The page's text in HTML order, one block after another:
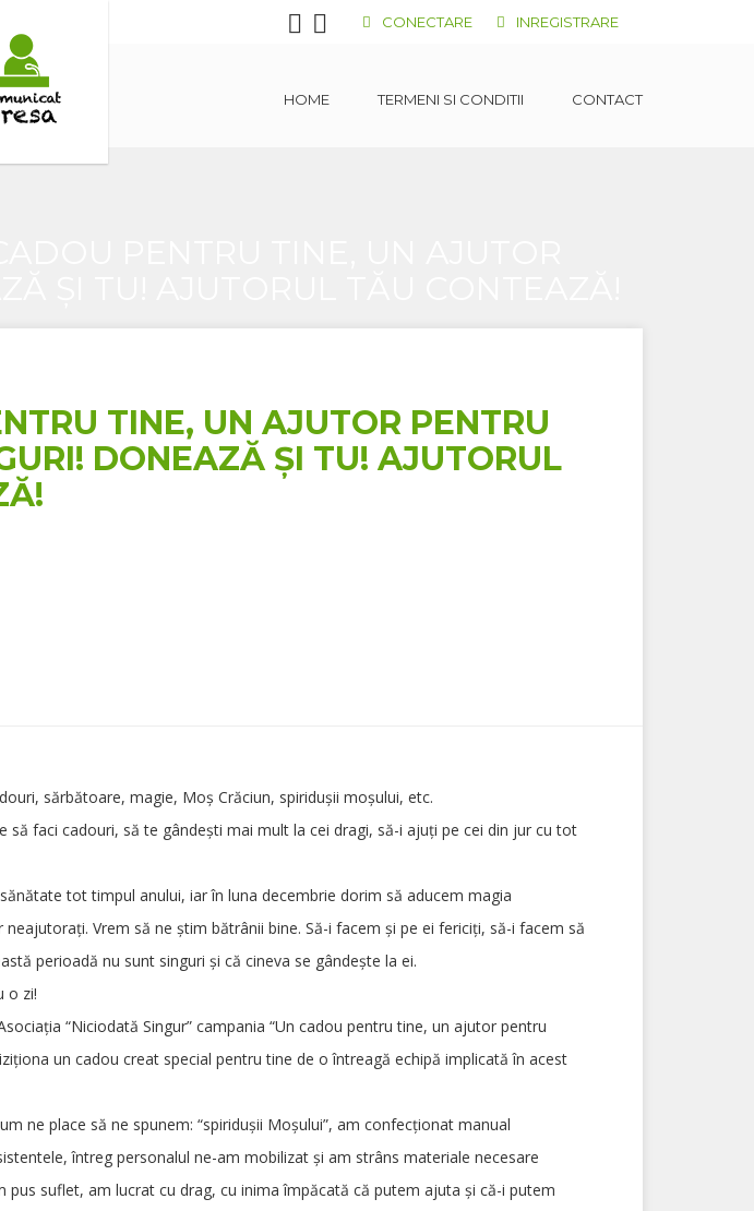
CONECTARE INREGISTRARE
HOME TERMENI SI CONDITII CONTACT
TINE, UN AJUTOR PENTRU
DONEAZĂ ȘI TU! AJUTORUL
sărbătoare, magie, Moș Crăciun, spiridușii moșului, etc.
să faci cadouri, să te gândești mai mult la cei dragi, să-i ajuți pe cei din jur cu tot
tot timpul anului, iar în luna decembrie dorim să aducem magia
Vrem să ne știm bătrânii bine. Să-i facem și pe ei fericiți, să-i facem să
perioadă nu sunt singuri și că cineva se gândește la ei.
o zi!
“Niciodată Singur” campania “Un cadou pentru tine, un ajutor pentru
un cadou creat special pentru tine de o întreagă echipă implicată în acest
ne place să ne spunem: “spiridușii Moșului”, am confecționat manual
întreg personalul ne-am mobilizat și am strâns materiale necesare
pus suflet, am lucrat cu drag, cu inima împăcată că putem ajuta și că-i putem